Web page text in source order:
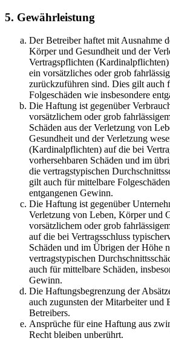
5. Gewährleistung
Der Betreiber haftet mit Ausnahme
Körper und Gesundheit und der
Vertragspflichten
ein vorsätzliches oder grob
zurückzuführen sind. Dies gilt auch
Folgeschäden wie insbesondere
Die Haftung ist gegenüber
vorsätzlichem oder grob
Schäden aus der Verletzung von
Gesundheit und der Verletzung
(Kardinalpflichten) auf die bei
vorhersehbaren Schäden und im
die vertragstypischen
gilt auch für mittelbare
entgangenen Gewinn.
Die Haftung ist gegenüber
Verletzung von Leben, Körper und
vorsätzlichem oder grob
auf die bei Vertragsschluss
Schäden und im Übrigen der Höhe
vertragstypischen
auch für mittelbare Schäden,
Gewinn.
Die Haftungsbegrenzung der
auch zugunsten der Mitarbeiter und
Betreibers.
Ansprüche für eine Haftung aus
Recht bleiben unberührt.